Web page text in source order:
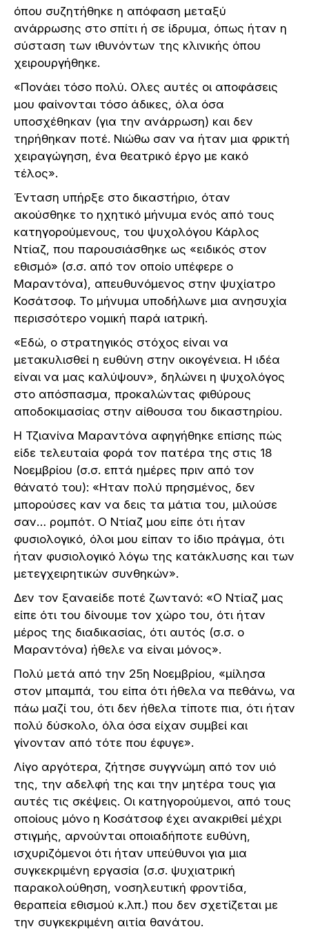
όπου συζητήθηκε η απόφαση μεταξύ
ανάρρωσης στο σπίτι ή σε ίδρυμα, όπως ήταν η
σύσταση των ιθυνόντων της κλινικής όπου
χειρουργήθηκε.
«Πονάει τόσο πολύ. Ολες αυτές οι αποφάσεις
μου φαίνονται τόσο άδικες, όλα όσα
υποσχέθηκαν (για την ανάρρωση) και δεν
τηρήθηκαν ποτέ. Νιώθω σαν να ήταν μια φρικτή
χειραγώγηση, ένα θεατρικό έργο με κακό
τέλος».
Ένταση υπήρξε στο δικαστήριο, όταν
ακούσθηκε το ηχητικό μήνυμα ενός από τους
κατηγορούμενους, του ψυχολόγου Κάρλος
Ντίαζ, που παρουσιάσθηκε ως «ειδικός στον
εθισμό» (σ.σ. από τον οποίο υπέφερε ο
Μαραντόνα), απευθυνόμενος στην ψυχίατρο
Κοσάτσοφ. Το μήνυμα υποδήλωνε μια ανησυχία
περισσότερο νομική παρά ιατρική.
«Εδώ, ο στρατηγικός στόχος είναι να
μετακυλισθεί η ευθύνη στην οικογένεια. Η ιδέα
είναι να μας καλύψουν», δηλώνει η ψυχολόγος
στο απόσπασμα, προκαλώντας φιθύρους
αποδοκιμασίας στην αίθουσα του δικαστηρίου.
Η Τζιανίνα Μαραντόνα αφηγήθηκε επίσης πώς
είδε τελευταία φορά τον πατέρα της στις 18
Νοεμβρίου (σ.σ. επτά ημέρες πριν από τον
θάνατό του): «Ηταν πολύ πρησμένος, δεν
μπορούσες καν να δεις τα μάτια του, μιλούσε
σαν… ρομπότ. Ο Ντίαζ μου είπε ότι ήταν
φυσιολογικό, όλοι μου είπαν το ίδιο πράγμα, ότι
ήταν φυσιολογικό λόγω της κατάκλυσης και των
μετεγχειρητικών συνθηκών».
Δεν τον ξαναείδε ποτέ ζωντανό: «Ο Ντίαζ μας
είπε ότι του δίνουμε τον χώρο του, ότι ήταν
μέρος της διαδικασίας, ότι αυτός (σ.σ. ο
Μαραντόνα) ήθελε να είναι μόνος».
Πολύ μετά από την 25η Νοεμβρίου, «μίλησα
στον μπαμπά, του είπα ότι ήθελα να πεθάνω, να
πάω μαζί του, ότι δεν ήθελα τίποτε πια, ότι ήταν
πολύ δύσκολο, όλα όσα είχαν συμβεί και
γίνονταν από τότε που έφυγε».
Λίγο αργότερα, ζήτησε συγγνώμη από τον υιό
της, την αδελφή της και την μητέρα τους για
αυτές τις σκέψεις. Οι κατηγορούμενοι, από τους
οποίους μόνο η Κοσάτσοφ έχει ανακριθεί μέχρι
στιγμής, αρνούνται οποιαδήποτε ευθύνη,
ισχυριζόμενοι ότι ήταν υπεύθυνοι για μια
συγκεκριμένη εργασία (σ.σ. ψυχιατρική
παρακολούθηση, νοσηλευτική φροντίδα,
θεραπεία εθισμού κ.λπ.) που δεν σχετίζεται με
την συγκεκριμένη αιτία θανάτου.